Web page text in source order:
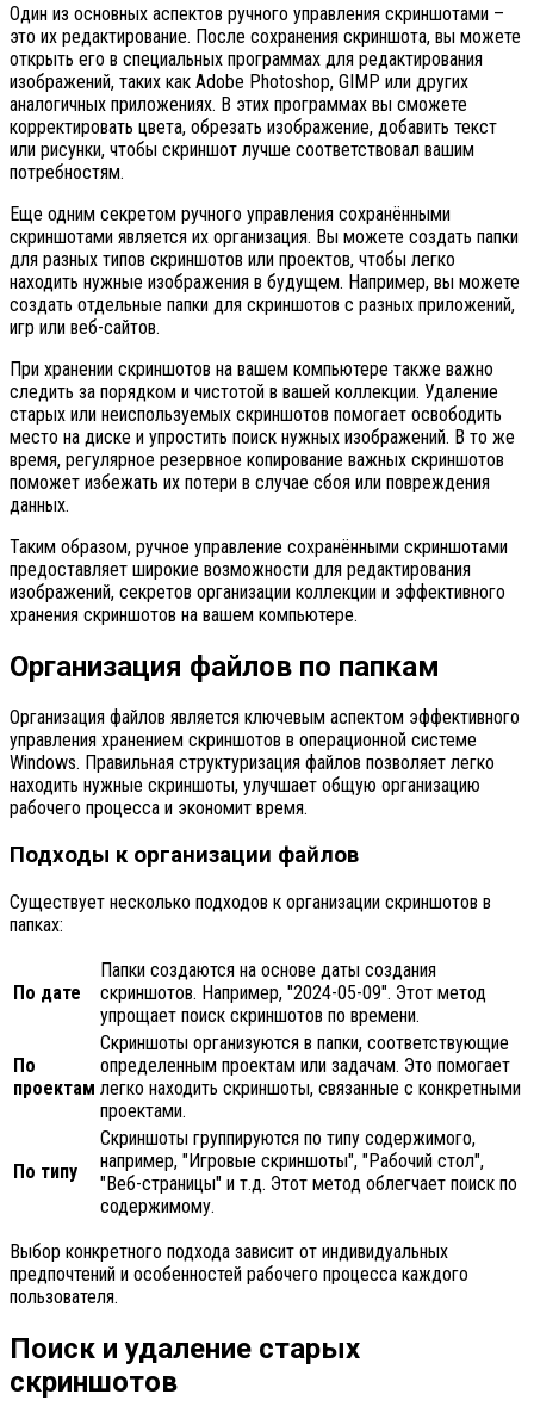
Один из основных аспектов ручного управления скриншотами –
это их редактирование. После сохранения скриншота, вы можете
открыть его в специальных программах для редактирования
изображений, таких как Adobe Photoshop, GIMP или других
аналогичных приложениях. В этих программах вы сможете
корректировать цвета, обрезать изображение, добавить текст
или рисунки, чтобы скриншот лучше соответствовал вашим
потребностям.
Еще одним секретом ручного управления сохранёнными
скриншотами является их организация. Вы можете создать папки
для разных типов скриншотов или проектов, чтобы легко
находить нужные изображения в будущем. Например, вы можете
создать отдельные папки для скриншотов с разных приложений,
игр или веб-сайтов.
При хранении скриншотов на вашем компьютере также важно
следить за порядком и чистотой в вашей коллекции. Удаление
старых или неиспользуемых скриншотов помогает освободить
место на диске и упростить поиск нужных изображений. В то же
время, регулярное резервное копирование важных скриншотов
поможет избежать их потери в случае сбоя или повреждения
данных.
Таким образом, ручное управление сохранёнными скриншотами
предоставляет широкие возможности для редактирования
изображений, секретов организации коллекции и эффективного
хранения скриншотов на вашем компьютере.
Организация файлов по папкам
Организация файлов является ключевым аспектом эффективного
управления хранением скриншотов в операционной системе
Windows. Правильная структуризация файлов позволяет легко
находить нужные скриншоты, улучшает общую организацию
рабочего процесса и экономит время.
Подходы к организации файлов
Существует несколько подходов к организации скриншотов в
папках:
По дате
Папки создаются на основе даты создания
скриншотов. Например, "2024-05-09". Этот метод
упрощает поиск скриншотов по времени.
По
проектам
Скриншоты организуются в папки, соответствующие
определенным проектам или задачам. Это помогает
легко находить скриншоты, связанные с конкретными
проектами.
По типу
Скриншоты группируются по типу содержимого,
например, "Игровые скриншоты", "Рабочий стол",
"Веб-страницы" и т.д. Этот метод облегчает поиск по
содержимому.
Выбор конкретного подхода зависит от индивидуальных
предпочтений и особенностей рабочего процесса каждого
пользователя.
Поиск и удаление старых
скриншотов